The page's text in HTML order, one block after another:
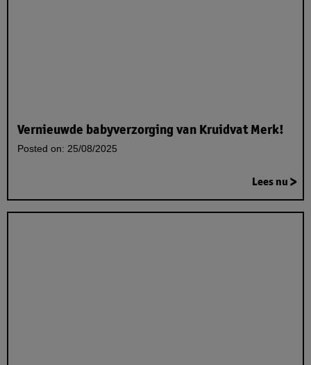
Vernieuwde babyverzorging van Kruidvat Merk!
Posted on: 25/08/2025
Lees nu